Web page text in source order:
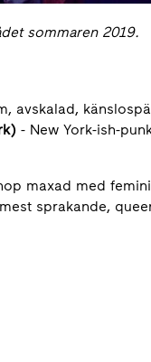
sommaren 2019.
avskalad,
- New York-ish-
maxad med
sprakande,